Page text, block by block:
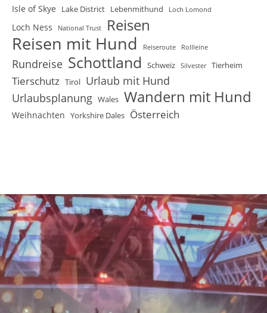
Isle of Skye Lake District Lebenmithund Loch Lomond
Loch Ness National Trust Reisen
Reisen mit Hund Reiseroute Rollleine
Rundreise Schottland Schweiz Silvester Tierheim
Tierschutz Tirol Urlaub mit Hund
Urlaubsplanung Wales Wandern mit Hund
Weihnachten Yorkshire Dales Österreich